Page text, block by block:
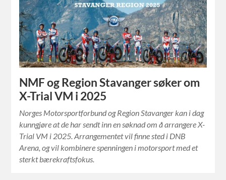
NMF og Region Stavanger søker om
X-Trial VM i 2025
Norges Motorsportforbund og Region Stavanger kan i dag
kunngjøre at de har sendt inn en søknad om å arrangere X-
Trial VM i 2025. Arrangementet vil finne sted i DNB
Arena, og vil kombinere spenningen i motorsport med et
sterkt bærekraftsfokus.